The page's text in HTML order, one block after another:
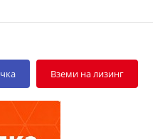
Вземи на лизинг